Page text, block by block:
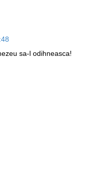
sa-l odihneasca!